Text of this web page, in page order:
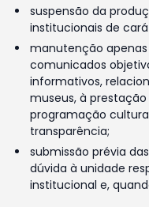
suspensão da
institucionais de
manutenção
comunicados
informativos,
museus, à
programação
transparência;
submissão prévia
dúvida à unidade
institucional e,